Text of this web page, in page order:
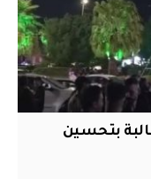
بتحسين